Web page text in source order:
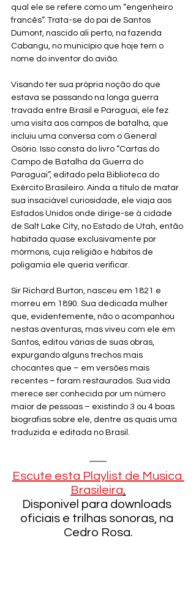
qual ele se refere como um “engenheiro
francês”. Trata-se do pai de Santos
Dumont, nascido ali perto, na fazenda
Cabangu, no município que hoje tem o
nome do inventor do avião.
Visando ter sua própria noção do que
estava se passando na longa guerra
travada entre Brasil e Paraguai, ele fez
uma visita aos campos de batalha, que
incluiu uma conversa com o General
Osório. Isso consta do livro “Cartas do
Campo de Batalha da Guerra do
Paraguai”, editado pela Biblioteca do
Exército Brasileiro. Ainda a título de matar
sua insaciável curiosidade, ele viaja aos
Estados Unidos onde dirige-se à cidade
de Salt Lake City, no Estado de Utah, então
habitada quase exclusivamente por
mórmons, cuja religião e hábitos de
poligamia ele queria verificar.
Sir Richard Burton, nasceu em 1821 e
morreu em 1890. Sua dedicada mulher
que, evidentemente, não o acompanhou
nestas aventuras, mas viveu com ele em
Santos, editou várias de suas obras,
expurgando alguns trechos mais
chocantes que – em versões mais
recentes – foram restaurados. Sua vida
merece ser conhecida por um número
maior de pessoas – existindo 3 ou 4 boas
biografias sobre ele, dentre as quais uma
traduzida e editada no Brasil.
Escute esta Playlist de Musica
Brasileira.
Disponivel para downloads
oficiais e trilhas sonoras, na
Cedro Rosa.